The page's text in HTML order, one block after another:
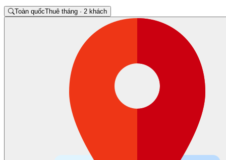
Toàn quốcThuê tháng · 2 khách